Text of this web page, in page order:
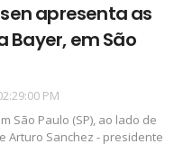
apresenta as
Bayer, em São
PM
São Paulo (SP), ao lado de
Arturo Sanchez - presidente